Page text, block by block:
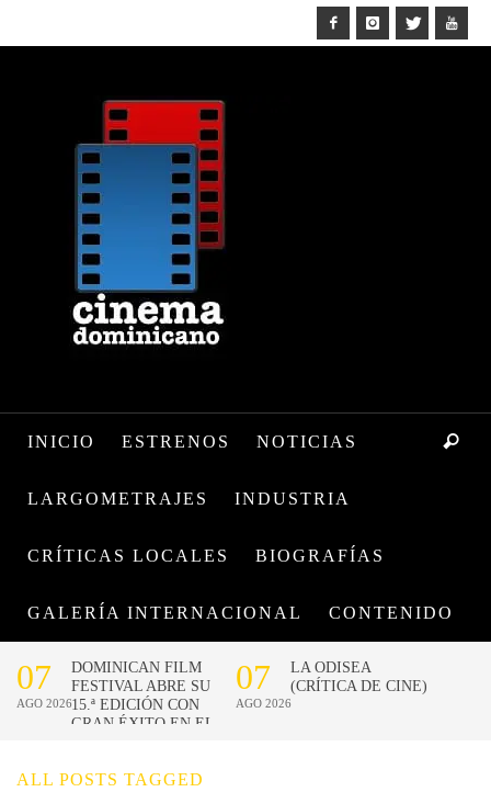
INICIO ESTRENOS NOTICIAS
LARGOMETRAJES INDUSTRIA
CRÍTICAS LOCALES BIOGRAFÍAS
GALERÍA INTERNACIONAL CONTENIDO
ALL POSTS TAGGED